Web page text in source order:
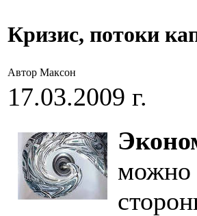
Кризис, потоки
Автор Максон
17.03.2009 г.
можно